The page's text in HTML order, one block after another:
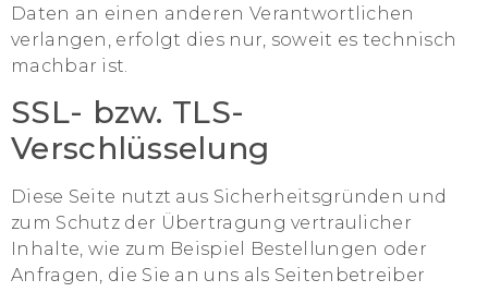
Daten an einen anderen Verantwortlichen
verlangen, erfolgt dies nur, soweit es technisch
machbar ist.
SSL- bzw. TLS-
Verschlüsselung
Diese Seite nutzt aus Sicherheitsgründen und
zum Schutz der Übertragung vertraulicher
Inhalte, wie zum Beispiel Bestellungen oder
Anfragen, die Sie an uns als Seitenbetreiber